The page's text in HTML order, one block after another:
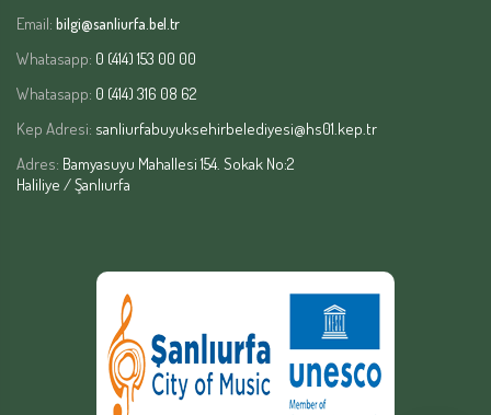
Email: bilgi@sanliurfa.bel.tr
Whatasapp: 0 (414) 153 00 00
Whatasapp: 0 (414) 316 08 62
Kep Adresi: sanliurfabuyuksehirbelediyesi@hs01.kep.tr
Adres: Bamyasuyu Mahallesi 154. Sokak No:2
Haliliye / Şanlıurfa